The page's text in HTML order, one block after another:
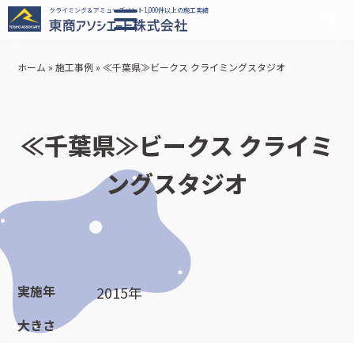
クライミング＆アミューズメント1,000件以上の施工実績
ホーム »施工事例 » ≪千葉県≫ビークス クライミングスタジオ
≪千葉県≫ビークス クライミ
ングスタジオ
実施年 2015年
大きさ